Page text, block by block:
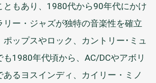
ともあり、1980代から90年代にかけ
リー・ジャズが独特の音楽性を確立
ポップスやロック、カントリー･ミュ
も1980年代頃から、AC/DCやアボリ
あるヨスインディ、カイリー・ミノ